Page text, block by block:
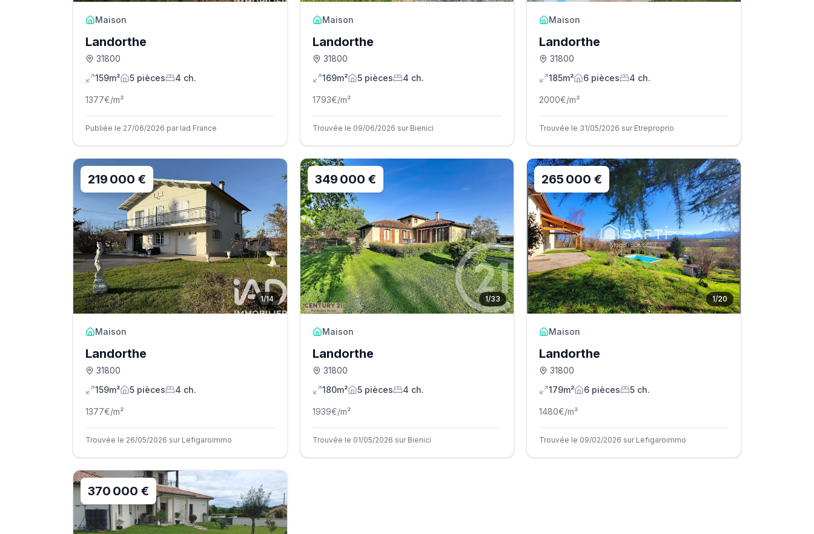
Maison
Landorthe
31800
159m²
5 pièces 4 ch.
1377€/m²
Publiée le 27/06/2026 par Iad France
Maison
Landorthe
31800
169m²
5pièces 4 ch.
1793€/m²
Trouvée le 09/06/2026 sur Bienici
Maison
Landorthe
31800
185m²
6 pièces 4 ch.
2000€/m²
Trouvée le 31/05/2026 sur Etreproprio
1/14
219 000 €
Maison
Landorthe
31800
159m²
5 pièces 4 ch.
1377€/m²
Trouvée le 26/05/2026 sur Lefigaroimmo
1/33
349 000 €
Maison
Landorthe
31800
180m²
5pièces 4 ch.
1939€/m²
Trouvée le 01/05/2026 sur Bienici
1/20
265 000 €
Maison
Landorthe
31800
179m²
6 pièces 5 ch.
1480€/m²
Trouvée le 09/02/2026 sur Lefigaroimmo
370 000 €